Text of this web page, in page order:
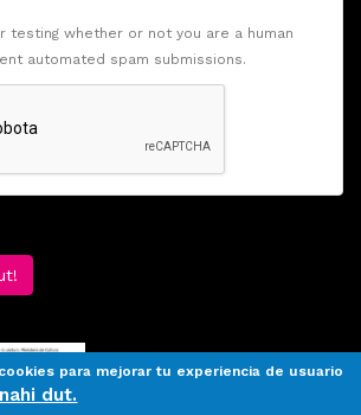
testing whether or not you are a human
automated spam submissions.
para mejorar tu experiencia de usuario
dut.